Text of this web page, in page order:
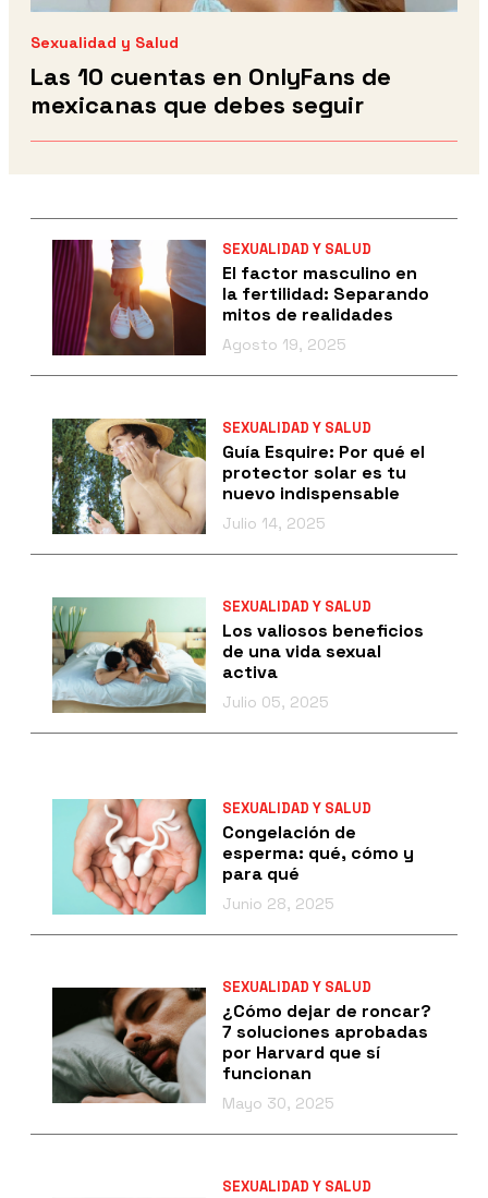
Sexualidad y Salud
Las 10 cuentas en OnlyFans de
mexicanas que debes seguir
SEXUALIDAD Y SALUD
El factor masculino en
la fertilidad: Separando
mitos de realidades
Agosto 19, 2025
SEXUALIDAD Y SALUD
Guía Esquire: Por qué el
protector solar es tu
nuevo indispensable
Julio 14, 2025
SEXUALIDAD Y SALUD
Los valiosos beneficios
de una vida sexual
activa
Julio 05, 2025
SEXUALIDAD Y SALUD
Congelación de
esperma: qué, cómo y
para qué
Junio 28, 2025
SEXUALIDAD Y SALUD
¿Cómo dejar de roncar?
7 soluciones aprobadas
por Harvard que sí
funcionan
Mayo 30, 2025
SEXUALIDAD Y SALUD